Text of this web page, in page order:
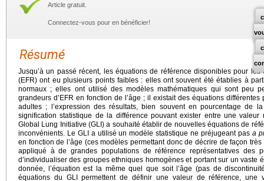
Article gratuit.
Connectez-vous pour en bénéficier!
Résumé
Jusqu’à un passé récent, les équations de référence disponibles pour
(EFR) ont eu plusieurs points faibles : elles ont souvent été établies à
normaux ; elles ont utilisé des modèles mathématiques qui sont peu
grandeurs d’EFR en fonction de l’âge ; il existait des équations
adultes ; l’expression des résultats, bien souvent en pourcentage de
signification statistique de la différence pouvant exister entre une
Global Lung Initiative (GLI) a souhaité établir de nouvelles équations de
inconvénients. Le GLI a utilisé un modèle statistique ne préjugeant pas a
en fonction de l’âge (ces modèles permettant donc de décrire de façon
appliqué à de grandes populations de référence représentatives des
d’individualiser des groupes ethniques homogènes et portant sur un vaste
donnée, l’équation est la même quel que soit l’âge (pas de
équations du GLI permettent de définir une valeur de référence, une